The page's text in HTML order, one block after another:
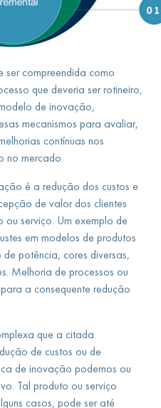
ser compreendida como
que deveria ser rotineiro,
de inovação,
mecanismos para avaliar,
contínuas nos
no mercado.
é a redução dos custos e
de valor dos clientes
ou serviço. Um exemplo de
em modelos de produtos
potência, cores diversas,
Melhoria de processos ou
a consequente redução
que a citada
de custos ou de
de inovação podemos ou
Tal produto ou serviço
casos, pode ser até